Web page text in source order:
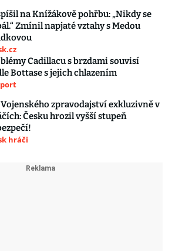
na Knížákově pohřbu: „Nikdy se
Zmínil napjaté vztahy s Medou
Cadillacu s brzdami souvisí
Bottase s jejich chlazením
Vojenského zpravodajství exkluzivně v
Česku hrozil vyšší stupeň
hráči